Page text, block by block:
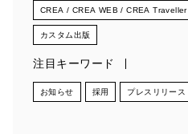
CREA / CREA WEB / CREA Traveller
カスタム出版
注目キーワード
お知らせ 採用 プレスリリース